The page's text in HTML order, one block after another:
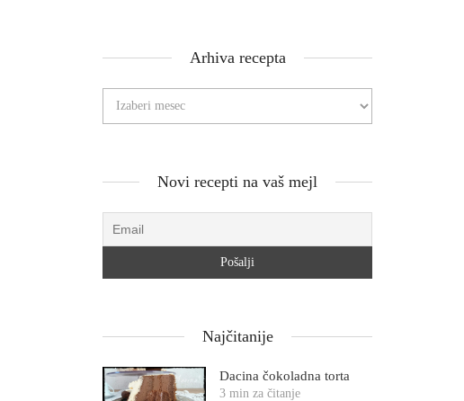
Arhiva recepta
Novi recepti na vaš mejl
Najčitanije
Dacina čokoladna torta
3 min za čitanje